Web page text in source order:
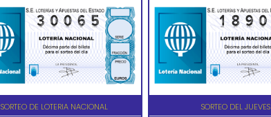
SORTEO DE LOTERIA NACIONAL
SORTEO DEL JUEVES